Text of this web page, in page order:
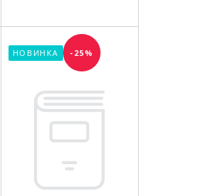
НОВИНКА -25%